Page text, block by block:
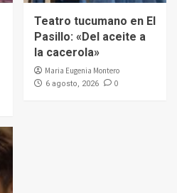
Teatro tucumano en El
Pasillo: «Del aceite a
la cacerola»
Maria Eugenia Montero
6 agosto, 2026 0